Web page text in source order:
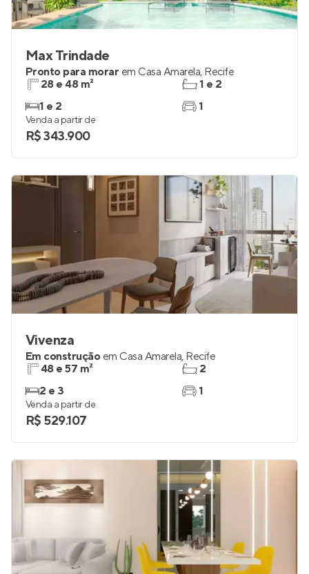
Max Trindade
Pronto para morar em Casa Amarela, Recife
28 e 48 m²
1 e 2
1 e 2
1
Venda a partir de
R$ 343.900
Vivenza
Em construção em Casa Amarela, Recife
48 e 57 m²
2 e 3
2
1
Venda a partir de
R$ 529.107